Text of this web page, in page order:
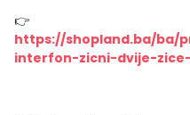
👉
https://shopland.ba/ba/
interfon-zicni-dvije-